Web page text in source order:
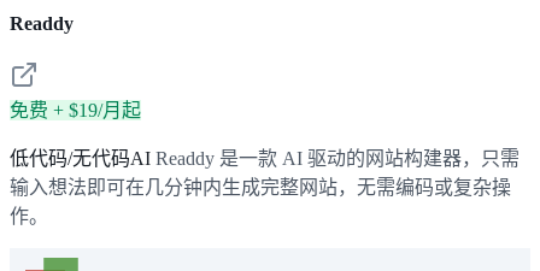
Readdy
免费 + $19/月起
低代码/无代码AI Readdy 是一款 AI 驱动的网站构建器，只需
输入想法即可在几分钟内生成完整网站，无需编码或复杂操
作。